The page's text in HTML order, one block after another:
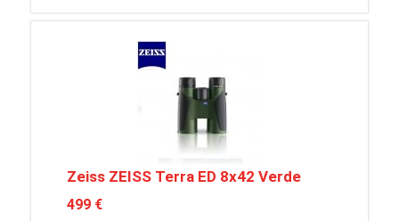
Zeiss ZEISS Terra ED 8x42 Verde
499 €